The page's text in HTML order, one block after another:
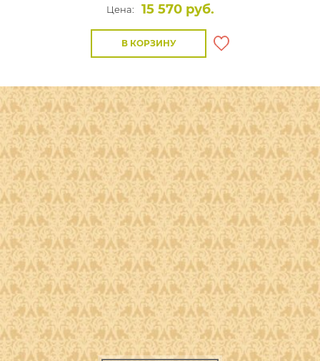
Цена:
15 570 руб.
В КОРЗИНУ